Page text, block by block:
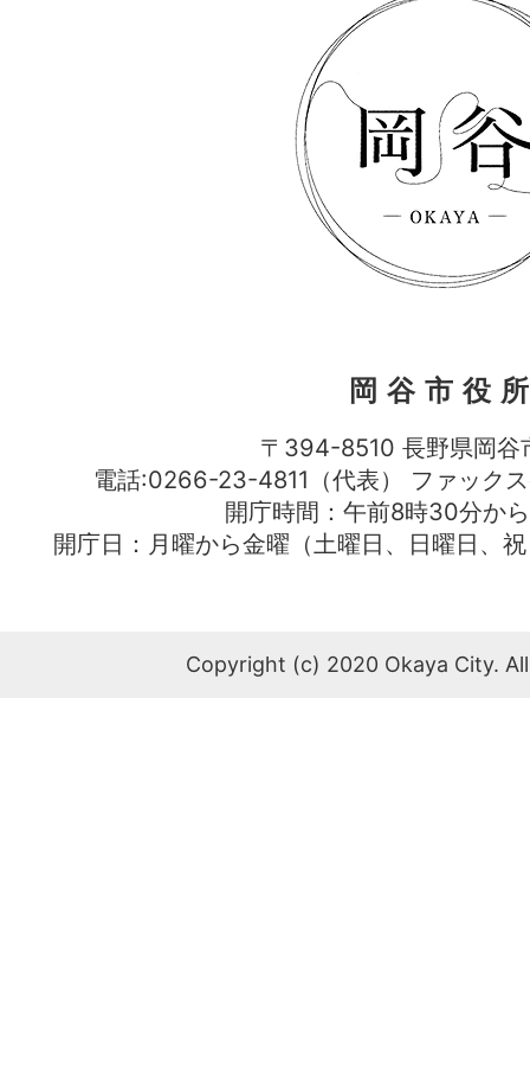
岡谷市役
〒394-8510 長野県岡谷
電話:0266-23-4811（代表） ファッ
開庁時間：午前8時30分か
開庁日：月曜から金曜（土曜日、日曜日、
Copyright (c) 2020 Okaya City.